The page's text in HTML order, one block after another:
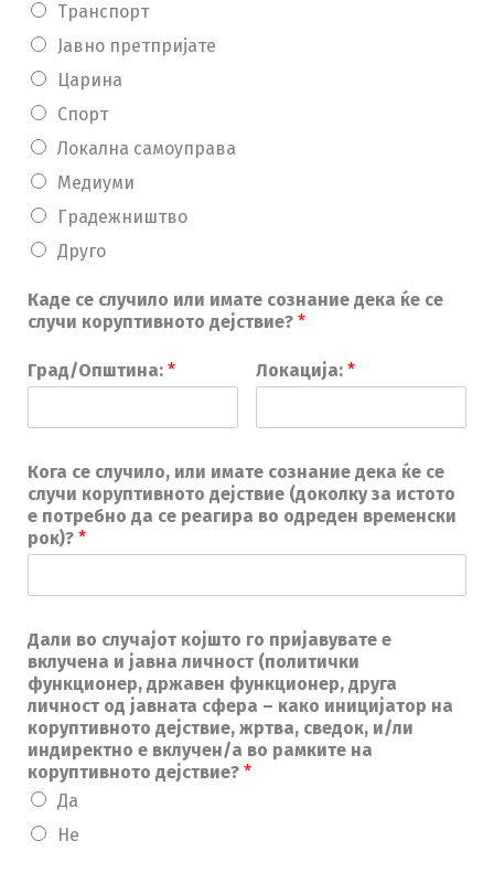
Транспорт
Јавно претпријате
Царина
Спорт
Локална самоуправа
Медиуми
Градежништво
Друго
Каде се случило или имате сознание дека ќе се
случи коруптивното дејствие? *
Град/Општина: * Локација: *
Кога се случило, или имате сознание дека ќе се
случи коруптивното дејствие (доколку за истото
е потребно да се реагира во одреден временски
рок)? *
Дали во случајот којшто го пријавувате е
вклучена и јавна личност (политички
функционер, државен функционер, друга
личност од јавната сфера – како иницијатор на
коруптивното дејствие, жртва, сведок, и/ли
индиректно е вклучен/а во рамките на
коруптивното дејствие? *
Да
Не